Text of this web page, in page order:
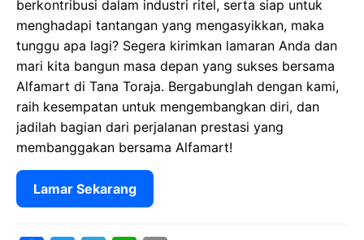
berkontribusi dalam industri ritel, serta siap untuk
menghadapi tantangan yang mengasyikkan, maka
tunggu apa lagi? Segera kirimkan lamaran Anda dan
mari kita bangun masa depan yang sukses bersama
Alfamart di Tana Toraja. Bergabunglah dengan kami,
raih kesempatan untuk mengembangkan diri, dan
jadilah bagian dari perjalanan prestasi yang
membanggakan bersama Alfamart!
Lamar Sekarang